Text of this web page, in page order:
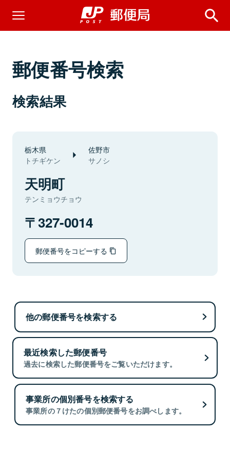
郵便番号検索
検索結果
栃木県
トチギケン
佐野市
サノシ
天明町
テンミョウチョウ
327-0014
郵便番号をコピーする
他の郵便番号を検索する
最近検索した郵便番号
過去に検索した郵便番号をご覧いただけます。
事業所の個別番号を検索する
事業所の７けたの個別郵便番号をお調べします。